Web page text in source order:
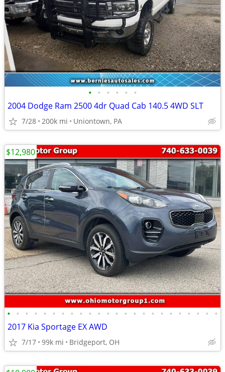
• • • • • •
2004 Dodge Ram 2500 4dr Quad Cab 140.5 4WD SLT
7/28 200k mi Uniontown, PA
• • • • • • • • • • • • • • • • • • • • • • • •
2017 Kia Sportage EX AWD
7/17 99k mi Bridgeport, OH
$12,980